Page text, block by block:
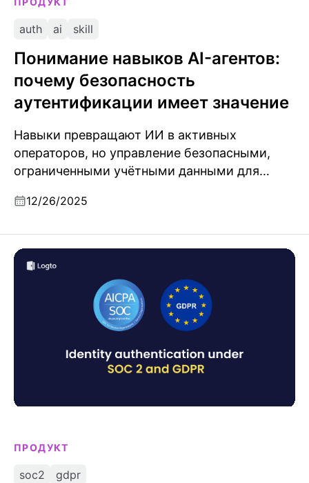
auth ai skill
Понимание навыков AI-агентов:
почему безопасность
аутентификации имеет значение
Навыки превращают ИИ в активных
операторов, но управление безопасными,
ограниченными учётными данными для
аутентификацию одной из самых сложных
12/26/2025
ПРОДУКТ
soc2 gdpr
Привратники соответствия: анализ
аутентификации личности в рамках SOC 2 и GDPR